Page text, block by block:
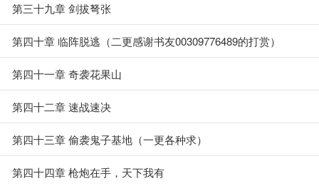
第三十九章 剑拔弩张
第四十章 临阵脱逃（二更感谢书友00309776489的打赏）
第四十一章 奇袭花果山
第四十二章 速战速决
第四十三章 偷袭鬼子基地（一更各种求）
第四十四章 枪炮在手，天下我有